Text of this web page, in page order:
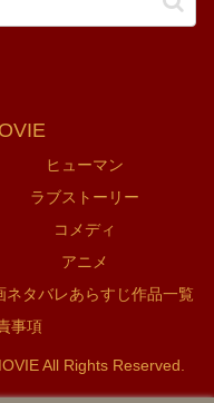
ヒューマン
ラブストーリー
コメディ
アニメ
ネタバレあらすじ作品一覧
事項
All Rights Reserved.